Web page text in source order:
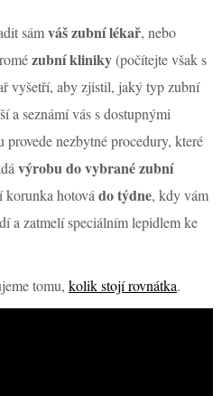
sámváš zubní lékař, nebo
zubní kliniky(počítejte však s
vyšetří, aby zjistil, jaký typ zubní
a seznámí vás s dostupnými
provede nezbytné procedury, které
výrobu do vybrané zubní
korunka hotová do týdne, kdy vám
a zatmelí speciálním lepidlem ke
tomu, kolik stojí rovnátka.